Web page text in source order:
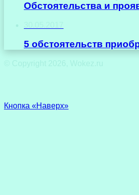
Обстоятельства и
5 обстоятельств
© Copyright 2026, Wokez.ru
Кнопка «Наверх»